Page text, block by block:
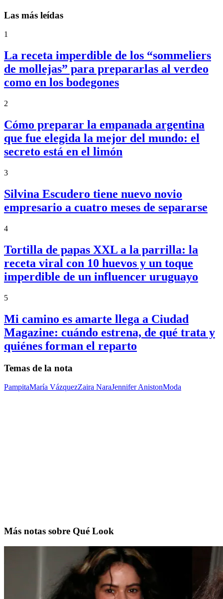
Las más leídas
1
La receta imperdible de los “sommeliers
de mollejas” para prepararlas al verdeo
como en los bodegones
2
Cómo preparar la empanada argentina
que fue elegida la mejor del mundo: el
secreto está en el limón
3
Silvina Escudero tiene nuevo novio
empresario a cuatro meses de separarse
4
Tortilla de papas XXL a la parrilla: la
receta viral con 10 huevos y un toque
imperdible de un influencer uruguayo
5
Mi camino es amarte llega a Ciudad
Magazine: cuándo estrena, de qué trata y
quiénes forman el reparto
Temas de la nota
PampitaMaría VázquezZaira NaraJennifer AnistonModa
Más notas sobre Qué Look